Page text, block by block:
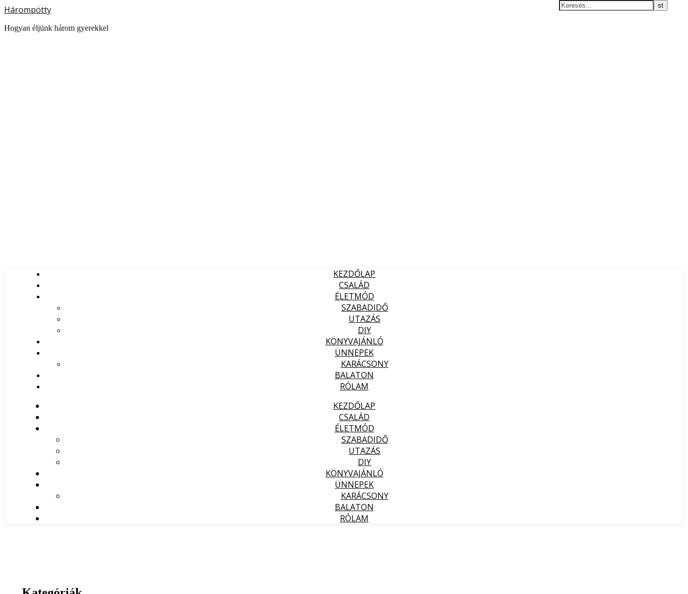
Hárompötty
Hogyan éljünk három gyerekkel
KEZDŐLAP
CSALÁD
ÉLETMÓD
SZABADIDŐ
UTAZÁS
DIY
KÖNYVAJÁNLÓ
ÜNNEPEK
KARÁCSONY
BALATON
RÓLAM
KEZDŐLAP
CSALÁD
ÉLETMÓD
SZABADIDŐ
UTAZÁS
DIY
KÖNYVAJÁNLÓ
ÜNNEPEK
KARÁCSONY
BALATON
RÓLAM